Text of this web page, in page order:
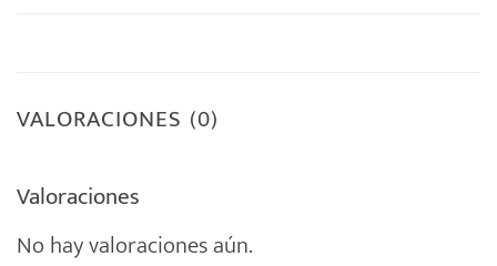
VALORACIONES (0)
Valoraciones
No hay valoraciones aún.